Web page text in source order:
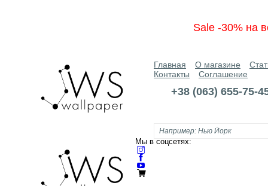
Sale -30% на
Главная О магазине
Контакты
Соглашение
+38 (063) 655-75-
Мы в соцсетях: